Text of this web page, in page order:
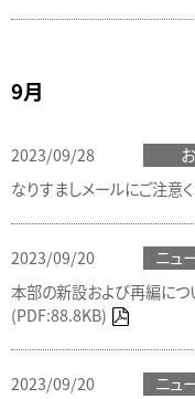
9月
2023/09/28
なりすましメールにご注意
2023/09/20
ニュ
本部の新設および再編につ
(PDF:88.8KB)
2023/09/20
ニュ